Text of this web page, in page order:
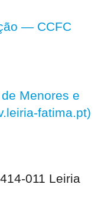
— CCFC
Menores e
fatima.pt)
011 Leiria